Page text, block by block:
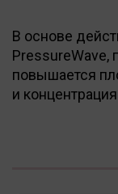
В основе
PressureWave,
повышается
и